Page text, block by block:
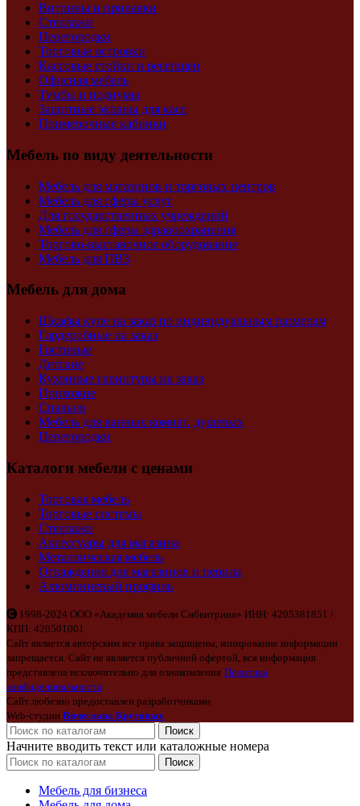
Витрины и прилавки
Стеллажи
Перегородки
Торговые островки
Кассовые стойки и ресепшен
Офисная мебель
Тумбы и подиумы
Защитные экраны для касс
Примерочные кабинки
Мебель по виду деятельности
Мебель для магазинов и торговых центров
Мебель для сферы услуг
Для государственных учреждений
Мебель для сферы здравоохранения
Торгово-выставочное оборудование
Мебель для ПВЗ
Мебель для дома
Шкафы купе на заказ по индивидуальным размерам
Гардеробные на заказ
Гостиные
Детские
Кухонные гарнитуры на заказ
Прихожие
Спальня
Мебель для ванных комнат, душевых
Перегородки
Каталоги мебели с ценами
Торговая мебель
Торговые системы
Стеллажи
Аксессуары для магазина
Металлическая мебель
Ограждения для магазинов и перила
Алюминиевый профиль
1998-2024 ООО «Академия мебели Сибвитрина» ИНН: 4205381851 /
КПП: 420501001
Сайт является авторским все права защищены, копирование информации
запрещается. Сайт не является публичной офертой, вся информация
представлена исключительно для ознакомления Политика
конфиденциальности
Сайт любезно предоставлен разработчиками
Web-студии Вячеслава Круговых
Поиск
Начните вводить текст или каталожные номера
Поиск
Мебель для бизнеса